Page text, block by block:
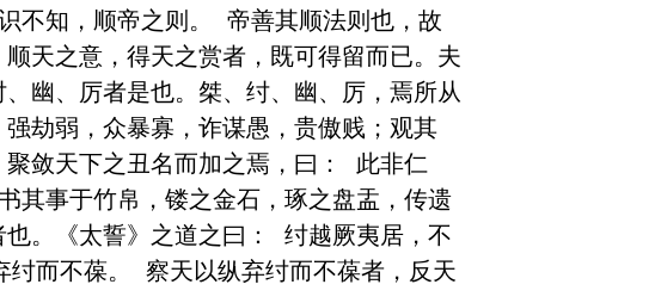
不知，顺帝之则。 帝善其顺法则也，故
天之意，得天之赏者，既可得留而已。夫
幽、厉者是也。桀、纣、幽、厉，焉所从
劫弱，众暴寡，诈谋愚，贵傲贱；观其
敛天下之丑名而加之焉，曰： 此非仁
其事于竹帛，镂之金石，琢之盘盂，传遗
。《太誓》之道之曰： 纣越厥夷居，不
而不葆。 察天以纵弃纣而不葆者，反天